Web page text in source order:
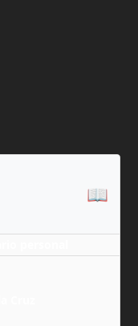
📖
personal